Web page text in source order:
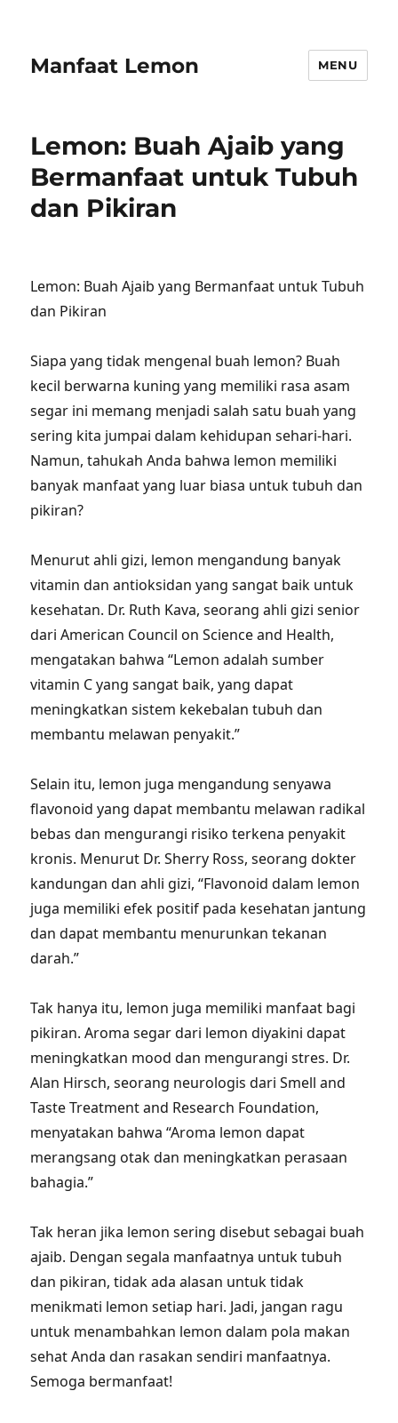
Manfaat Lemon MENU
Lemon: Buah Ajaib yang
Bermanfaat untuk Tubuh
dan Pikiran
Lemon: Buah Ajaib yang Bermanfaat untuk Tubuh
dan Pikiran
Siapa yang tidak mengenal buah lemon? Buah
kecil berwarna kuning yang memiliki rasa asam
segar ini memang menjadi salah satu buah yang
sering kita jumpai dalam kehidupan sehari-hari.
Namun, tahukah Anda bahwa lemon memiliki
banyak manfaat yang luar biasa untuk tubuh dan
pikiran?
Menurut ahli gizi, lemon mengandung banyak
vitamin dan antioksidan yang sangat baik untuk
kesehatan. Dr. Ruth Kava, seorang ahli gizi senior
dari American Council on Science and Health,
mengatakan bahwa “Lemon adalah sumber
vitamin C yang sangat baik, yang dapat
meningkatkan sistem kekebalan tubuh dan
membantu melawan penyakit.”
Selain itu, lemon juga mengandung senyawa
flavonoid yang dapat membantu melawan radikal
bebas dan mengurangi risiko terkena penyakit
kronis. Menurut Dr. Sherry Ross, seorang dokter
kandungan dan ahli gizi, “Flavonoid dalam lemon
juga memiliki efek positif pada kesehatan jantung
dan dapat membantu menurunkan tekanan
darah.”
Tak hanya itu, lemon juga memiliki manfaat bagi
pikiran. Aroma segar dari lemon diyakini dapat
meningkatkan mood dan mengurangi stres. Dr.
Alan Hirsch, seorang neurologis dari Smell and
Taste Treatment and Research Foundation,
menyatakan bahwa “Aroma lemon dapat
merangsang otak dan meningkatkan perasaan
bahagia.”
Tak heran jika lemon sering disebut sebagai buah
ajaib. Dengan segala manfaatnya untuk tubuh
dan pikiran, tidak ada alasan untuk tidak
menikmati lemon setiap hari. Jadi, jangan ragu
untuk menambahkan lemon dalam pola makan
sehat Anda dan rasakan sendiri manfaatnya.
Semoga bermanfaat!